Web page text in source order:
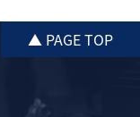
▲ PAGE TOP